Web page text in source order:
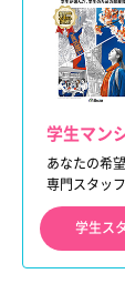
学生マン
あなたの希
専門スタッ
学生ス